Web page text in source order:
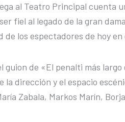
al Teatro Principal cuenta
fiel al legado de la gran
los espectadores de hoy en
guion de «El penalti más
dirección y el espacio
Zabala, Markos Marín,